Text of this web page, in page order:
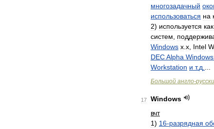
многозадачный
использоваться на
2) используется как
систем
Windows x x Intel
DECAlpha Windows
Workstation и т.д
Большой англо-
17
Windows
вчт
1) 16-разрядная